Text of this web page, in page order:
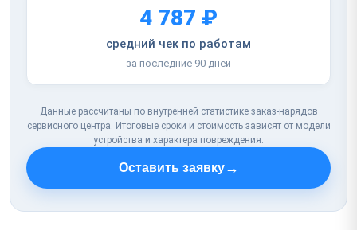
4 787 ₽
средний чек по работам
за последние 90 дней
Данные рассчитаны по внутренней статистике заказ-нарядов
сервисного центра. Итоговые сроки и стоимость зависят от модели
устройства и характера повреждения.
Оставить заявку→